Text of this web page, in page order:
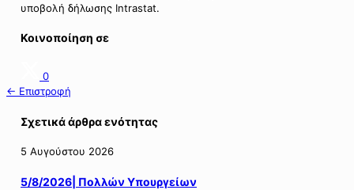
υποβολή δήλωσης Intrastat.
Κοινοποίηση σε
0
← Επιστροφή
Σχετικά άρθρα ενότητας
5 Αυγούστου 2026
5/8/2026| Πολλών Υπουργείων